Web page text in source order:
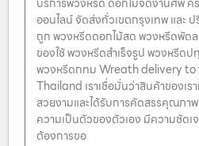
บริการพวงหรีด ดอกไม้จัดงานศพ ค
ออนไลน์ จัดส่งทั่วเขตกรุงเทพ และ
ถูก พวงหรีดดอกไม้สด พวงหรีดพัด
ของใช้ พวงหรีดสำเร็จรูป พวงหรีด
พวงหรีดกทม Wreath delivery
Thailand เราเชื่อมั่นว่าสินค้าของเ
สวยงามและได้รับการคัดสรรคุณภ
ความเป็นตัวของตัวเอง มีความชัด
ต้องการขอ